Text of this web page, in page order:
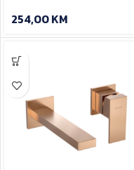
254,00KM